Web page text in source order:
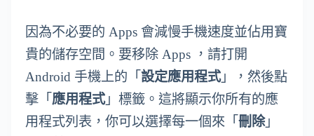
因為不必要的 Apps 會減慢手機速度並佔用寶
貴的儲存空間。要移除 Apps ，請打開
Android 手機上的「 設定應用程式」，然後點
擊「 應用程式」標籤。這將顯示你所有的應
用程式列表，你可以選擇每一個來「 刪除」